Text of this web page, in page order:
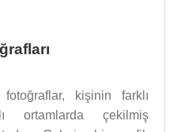
kişinin farklı
ortamlarda çekilmiş